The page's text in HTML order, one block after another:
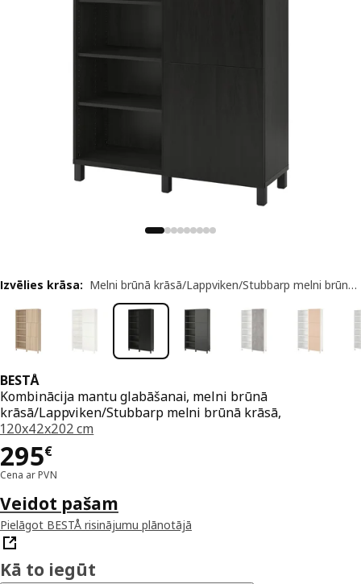
BESTÅ
Kombinācija mantu glabāšanai, melni brūnā
krāsā/Lappviken/Stubbarp melni brūnā krāsā,
120x42x202 cm
295€
Cena 295€
Cena ar PVN
Izvēlies krāsa: Melni brūnā krāsā/Lappviken/Stubbarp melni brūnā krāsā
Veidot pašam
Pielāgot BESTÅ risinājumu plānotājā
Kā to iegūt